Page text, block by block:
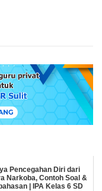
Pencegahan Diri dari
Narkoba, Contoh Soal &
| IPA Kelas 6 SD